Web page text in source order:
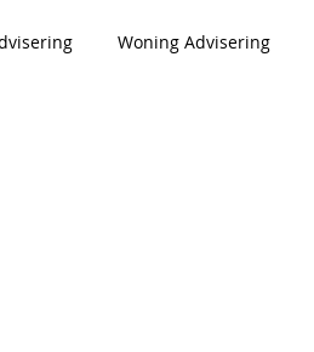
Woning Advisering